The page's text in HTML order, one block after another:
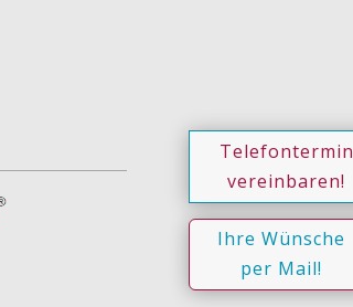
Telefontermin
vereinbaren!
Ihre Wünsche
per Mail!